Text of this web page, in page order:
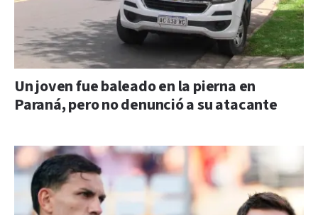
Un joven fue baleado en la pierna en
Paraná, pero no denunció a su atacante